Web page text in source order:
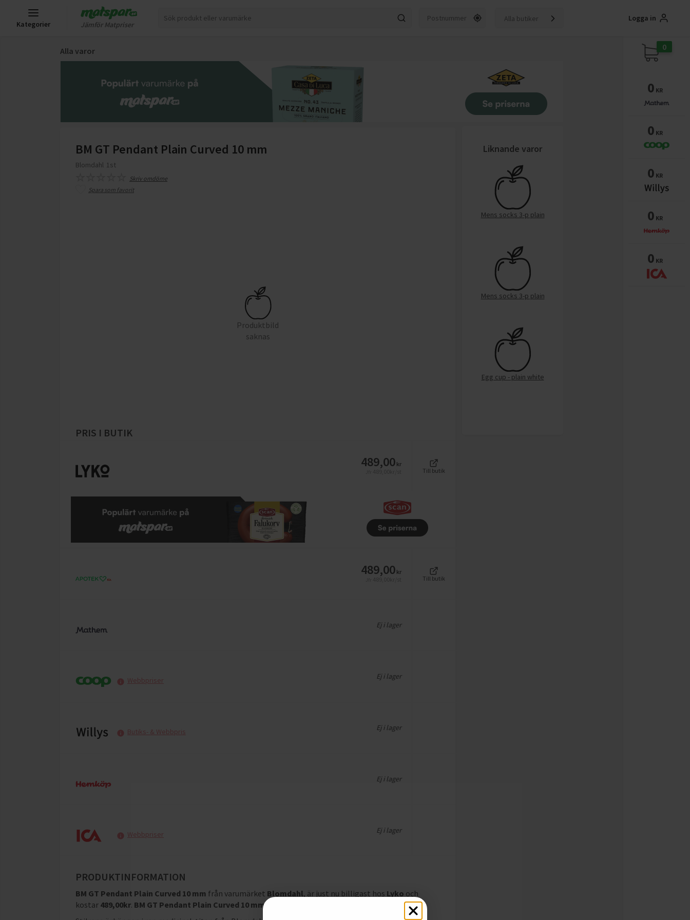
Kategorier Jämför Matpriser
Alla butiker Logga in
Alla varor
BM GT Pendant Plain Curved 10 mm
Blomdahl 1st
Skriv omdöme
Spara som favorit
Produktbild
saknas
Liknande varor
Mens socks 3-p plain
Mens socks 3-p plain
Egg cup - plain white
PRIS I BUTIK
489,00 kr
Till butik
489,00 kr
Till butik
Ej i lager
Webbpriser Ej i lager
Butiks- & Webbpris Ej i lager
Ej i lager
Webbpriser Ej i lager
PRODUKTINFORMATION
BM GT Pendant Plain Curved 10 mm från varumärket Blomdahl, är just nu billigast hos Lyko och
kostar 489,00kr. BM GT Pendant Plain Curved 10 mm
0
0 KR
0 KR
0 KR
0 KR
0 KR